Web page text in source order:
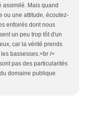
assimilé. Mais quand
ou une attitude, écoutez-
enfoirés dont nous
un peu trop tôt d'un
car la vérité prends
bassesses.<br />
pas des particularités
domaine publique